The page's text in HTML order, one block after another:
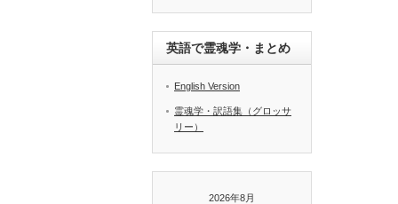
英語で霊魂学・まとめ
English Version
霊魂学・訳語集（グロッサ
リー）
2026年8月